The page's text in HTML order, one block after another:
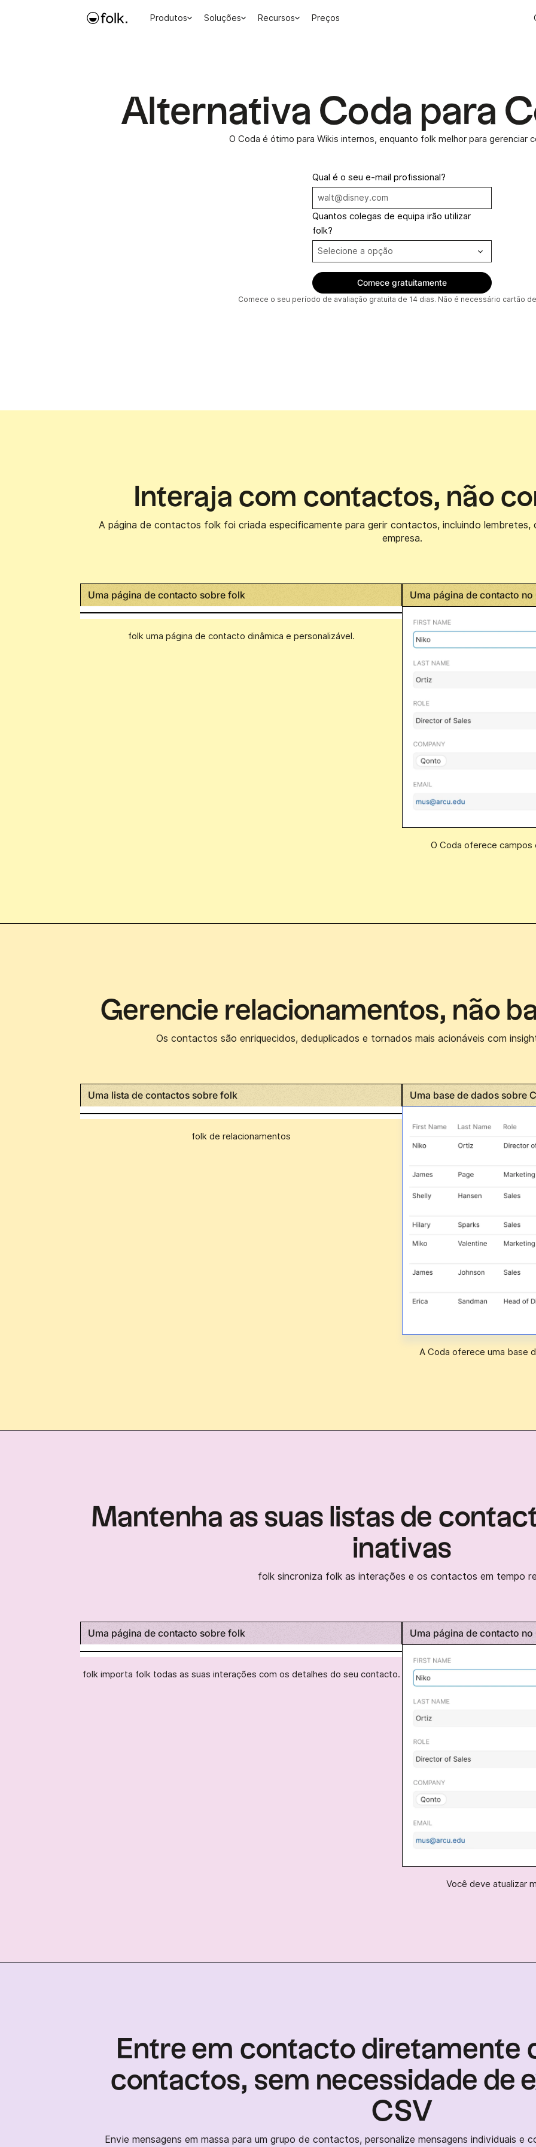
Produtos Soluções Recursos Preços
Alternativa Coda para
O Coda é ótimo para Wikis internos, enquanto folk melhor para gerenciar
Qual é o seu e-mail profissional?
Quantos colegas de equipa irão utilizar
folk?
Comece o seu período de avaliação gratuita de 14 dias. Não é necessário cartão
Interaja com contactos, não
A página de contactos folk foi criada especificamente para gerir contactos, incluindo
empresa.
Uma página de contacto sobre folk
folk uma página de contacto dinâmica e personalizável.
Uma página de contacto no
O Coda oferece
Gerencie relacionamentos, não
Os contactos são enriquecidos, deduplicados e tornados mais acionáveis com
Uma lista de contactos sobre folk
folk de relacionamentos
Uma base de dados sobre
A Coda oferece uma base
Mantenha as suas listas de
inativas
folk sincroniza folk as interações e os contactos em tempo
Uma página de contacto sobre folk
folk importa folk todas as suas interações com os detalhes do seu contacto.
Uma página de contacto no
Você deve atualizar
Entre em contacto diretamente
contactos, sem necessidade de
CSV
Envie mensagens em massa para um grupo de contactos, personalize mensagens individuais e